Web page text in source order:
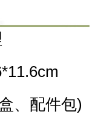
、配件包)